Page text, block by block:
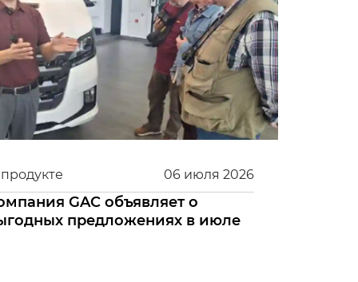
06 июля 2026
GAC объявляет о
предложениях в июле